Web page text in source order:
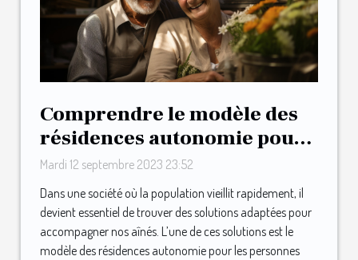
Comprendre le modèle des
résidences autonomie pour
les personnes âgées
Mardi 12 septembre 2023 23:52
Dans une société où la population vieillit rapidement, il
devient essentiel de trouver des solutions adaptées pour
accompagner nos aînés. L’une de ces solutions est le
modèle des résidences autonomie pour les personnes